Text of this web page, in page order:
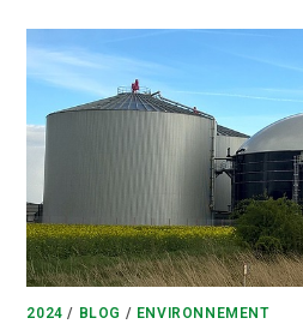
2024 / BLOG / ENVIRONNEMENT